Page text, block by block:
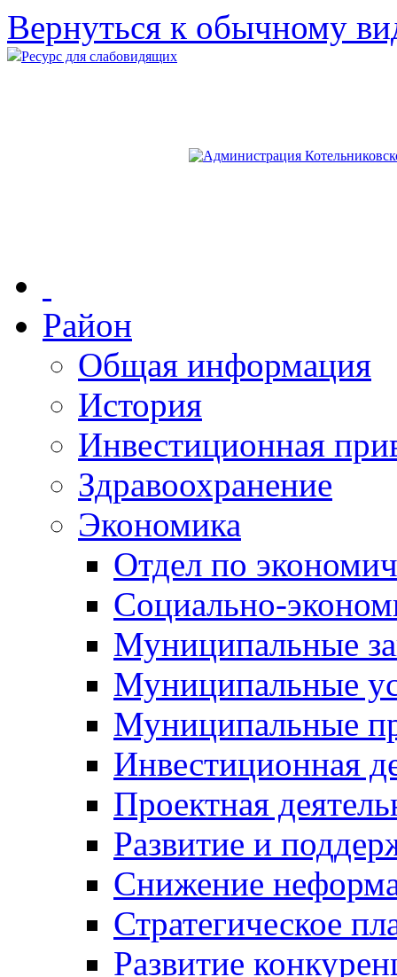
Вернуться к обычному
Ресурс для слабовидящих
Район
Общая информация
История
Инвестиционная
Здравоохранение
Экономика
Отдел по
Социально-
Муниципальные
Муниципальные
Муниципальные
Инвестиционная
Проектная
Развитие и
Снижение
Стратегическое
Развитие